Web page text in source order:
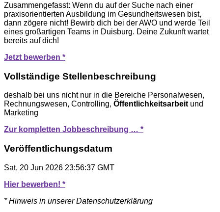
Zusammengefasst: Wenn du auf der Suche nach einer
praxisorientierten Ausbildung im Gesundheitswesen bist,
dann zögere nicht! Bewirb dich bei der AWO und werde Teil
eines großartigen Teams in Duisburg. Deine Zukunft wartet
bereits auf dich!
Jetzt bewerben *
Vollständige Stellenbeschreibung
deshalb bei uns nicht nur in die Bereiche Personalwesen,
Rechnungswesen, Controlling, Öffentlichkeitsarbeit und
Marketing
Zur kompletten Jobbeschreibung … *
Veröffentlichungsdatum
Sat, 20 Jun 2026 23:56:37 GMT
Hier bewerben! *
* Hinweis in unserer Datenschutzerklärung